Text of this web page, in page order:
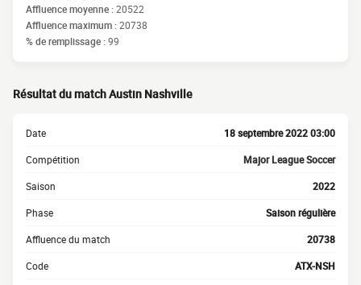
Affluence moyenne :20522
Affluence maximum :20738
% de remplissage :99
Résultat du match Austin Nashville
Date 18 septembre 2022 03:00
Compétition Major League Soccer
Saison 2022
Phase Saison régulière
Affluence du match 20738
Code ATX-NSH